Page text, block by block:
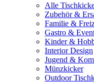
Alle
Zubehör &
Familie &
Gastro &
Kinder &
Interior Design
Jugend &
Münzkicker
Outdoor